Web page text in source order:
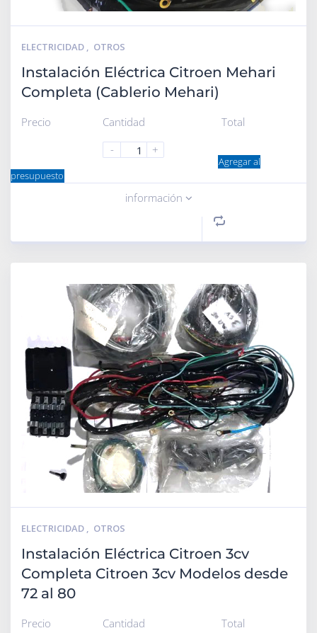
ELECTRICIDAD , OTROS
Instalación Eléctrica Citroen Mehari
Completa (Cablerio Mehari)
Precio
Cantidad
-
+
Total
Agregar al
presupuesto
información
ELECTRICIDAD , OTROS
Instalación Eléctrica Citroen 3cv
Completa Citroen 3cv Modelos desde
72 al 80
Precio Cantidad Total